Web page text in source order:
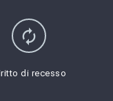
autorenew
di recesso